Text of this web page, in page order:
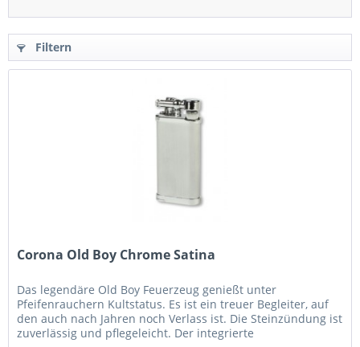
Filtern
Corona Old Boy Chrome Satina
Das legendäre Old Boy Feuerzeug genießt unter
Pfeifenrauchern Kultstatus. Es ist ein treuer Begleiter, auf
den auch nach Jahren noch Verlass ist. Die Steinzündung ist
zuverlässig und pflegeleicht. Der integrierte